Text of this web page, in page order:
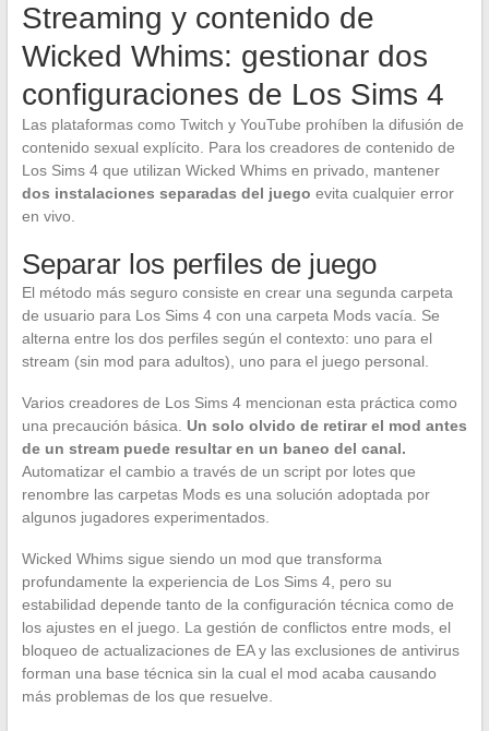
Streaming y contenido de
Wicked Whims: gestionar dos
configuraciones de Los Sims 4
Las plataformas como Twitch y YouTube prohíben la difusión de
contenido sexual explícito. Para los creadores de contenido de
Los Sims 4 que utilizan Wicked Whims en privado, mantener
dos instalaciones separadas del juego evita cualquier error
en vivo.
Separar los perfiles de juego
El método más seguro consiste en crear una segunda carpeta
de usuario para Los Sims 4 con una carpeta Mods vacía. Se
alterna entre los dos perfiles según el contexto: uno para el
stream (sin mod para adultos), uno para el juego personal.
Varios creadores de Los Sims 4 mencionan esta práctica como
una precaución básica. Un solo olvido de retirar el mod antes
de un stream puede resultar en un baneo del canal.
Automatizar el cambio a través de un script por lotes que
renombre las carpetas Mods es una solución adoptada por
algunos jugadores experimentados.
Wicked Whims sigue siendo un mod que transforma
profundamente la experiencia de Los Sims 4, pero su
estabilidad depende tanto de la configuración técnica como de
los ajustes en el juego. La gestión de conflictos entre mods, el
bloqueo de actualizaciones de EA y las exclusiones de antivirus
forman una base técnica sin la cual el mod acaba causando
más problemas de los que resuelve.